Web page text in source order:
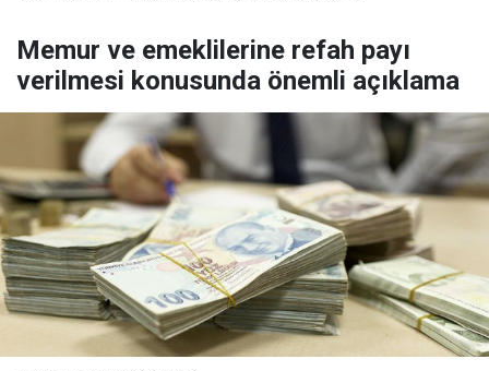
Memur ve emeklilerine refah payı
verilmesi konusunda önemli açıklama